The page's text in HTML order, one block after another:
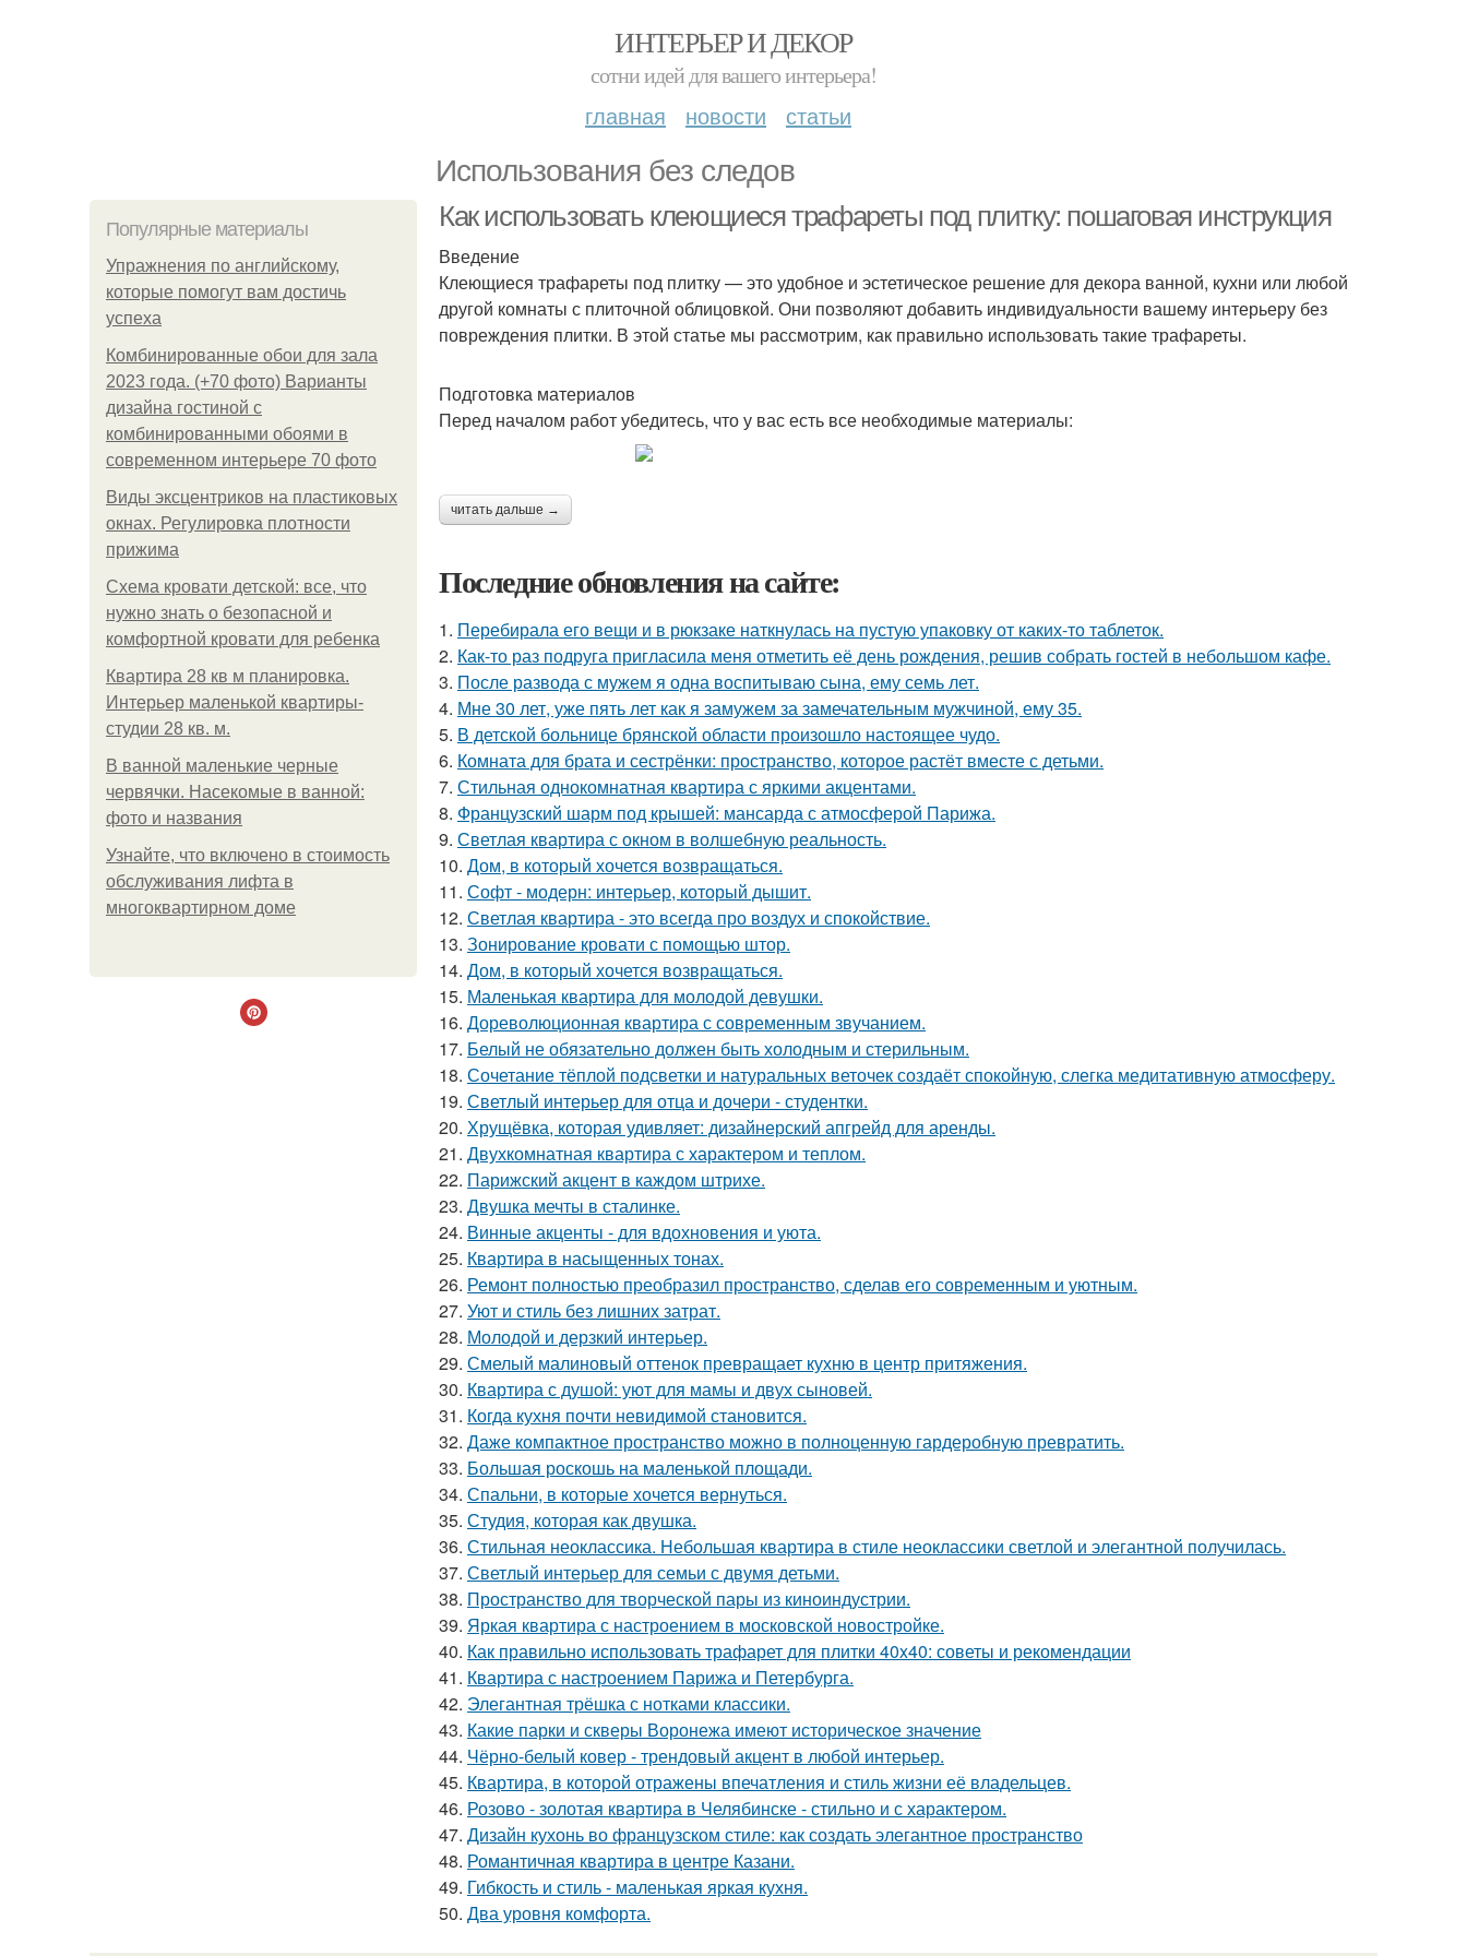
ИНТЕРЬЕР И ДЕКОР
сотни идей для вашего интерьера!
главная новости статьи
Использования без следов
Популярные материалы
Упражнения по английскому,
которые помогут вам достичь
успеха
Комбинированные обои для зала
2023 года. (+70 фото) Варианты
дизайна гостиной с
комбинированными обоями в
современном интерьере 70 фото
Виды эксцентриков на пластиковых
окнах. Регулировка плотности
прижима
Схема кровати детской: все, что
нужно знать о безопасной и
комфортной кровати для ребенка
Квартира 28 кв м планировка.
Интерьер маленькой квартиры-
студии 28 кв. м.
В ванной маленькие черные
червячки. Насекомые в ванной:
фото и названия
Узнайте, что включено в стоимость
обслуживания лифта в
многоквартирном доме
Как использовать клеющиеся трафареты под плитку: пошаговая инструкция
Введение
Клеющиеся трафареты под плитку — это удобное и эстетическое решение для декора ванной, кухни или любой
другой комнаты с плиточной облицовкой. Они позволяют добавить индивидуальности вашему интерьеру без
повреждения плитки. В этой статье мы рассмотрим, как правильно использовать такие трафареты.
Подготовка материалов
Перед началом работ убедитесь, что у вас есть все необходимые материалы:
читать дальше →
Последние обновления на сайте:
1. Перебирала его вещи и в рюкзаке наткнулась на пустую упаковку от каких-то таблеток.
2. Как-то раз подруга пригласила меня отметить её день рождения, решив собрать гостей в небольшом кафе.
3. После развода с мужем я одна воспитываю сына, ему семь лет.
4. Мне 30 лет, уже пять лет как я замужем за замечательным мужчиной, ему 35.
5. В детской больнице брянской области произошло настоящее чудо.
6. Комната для брата и сестрёнки: пространство, которое растёт вместе с детьми.
7. Стильная однокомнатная квартира с яркими акцентами.
8. Французский шарм под крышей: мансарда с атмосферой Парижа.
9. Светлая квартира с окном в волшебную реальность.
10. Дом, в который хочется возвращаться.
11. Софт - модерн: интерьер, который дышит.
12. Светлая квартира - это всегда про воздух и спокойствие.
13. Зонирование кровати с помощью штор.
14. Дом, в который хочется возвращаться.
15. Маленькая квартира для молодой девушки.
16. Дореволюционная квартира с современным звучанием.
17. Белый не обязательно должен быть холодным и стерильным.
18. Сочетание тёплой подсветки и натуральных веточек создаёт спокойную, слегка медитативную атмосферу.
19. Светлый интерьер для отца и дочери - студентки.
20. Хрущёвка, которая удивляет: дизайнерский апгрейд для аренды.
21. Двухкомнатная квартира с характером и теплом.
22. Парижский акцент в каждом штрихе.
23. Двушка мечты в сталинке.
24. Винные акценты - для вдохновения и уюта.
25. Квартира в насыщенных тонах.
26. Ремонт полностью преобразил пространство, сделав его современным и уютным.
27. Уют и стиль без лишних затрат.
28. Молодой и дерзкий интерьер.
29. Смелый малиновый оттенок превращает кухню в центр притяжения.
30. Квартира с душой: уют для мамы и двух сыновей.
31. Когда кухня почти невидимой становится.
32. Даже компактное пространство можно в полноценную гардеробную превратить.
33. Большая роскошь на маленькой площади.
34. Спальни, в которые хочется вернуться.
35. Студия, которая как двушка.
36. Стильная неоклассика. Небольшая квартира в стиле неоклассики светлой и элегантной получилась.
37. Светлый интерьер для семьи с двумя детьми.
38. Пространство для творческой пары из киноиндустрии.
39. Яркая квартира с настроением в московской новостройке.
40. Как правильно использовать трафарет для плитки 40x40: советы и рекомендации
41. Квартира с настроением Парижа и Петербурга.
42. Элегантная трёшка с нотками классики.
43. Какие парки и скверы Воронежа имеют историческое значение
44. Чёрно-белый ковер - трендовый акцент в любой интерьер.
45. Квартира, в которой отражены впечатления и стиль жизни её владельцев.
46. Розово - золотая квартира в Челябинске - стильно и с характером.
47. Дизайн кухонь во французском стиле: как создать элегантное пространство
48. Романтичная квартира в центре Казани.
49. Гибкость и стиль - маленькая яркая кухня.
50. Два уровня комфорта.